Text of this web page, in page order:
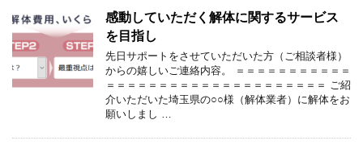
感動していただく解体に関するサービス
を目指し
先日サポートをさせていただいた方（ご相談者様）
からの嬉しいご連絡内容。 ＝＝＝＝＝＝＝＝＝＝＝
＝＝＝＝＝＝＝＝＝＝＝＝＝＝＝＝＝＝＝＝＝ ご紹
介いただいた埼玉県の○○様（解体業者）に解体をお
願いしまし …